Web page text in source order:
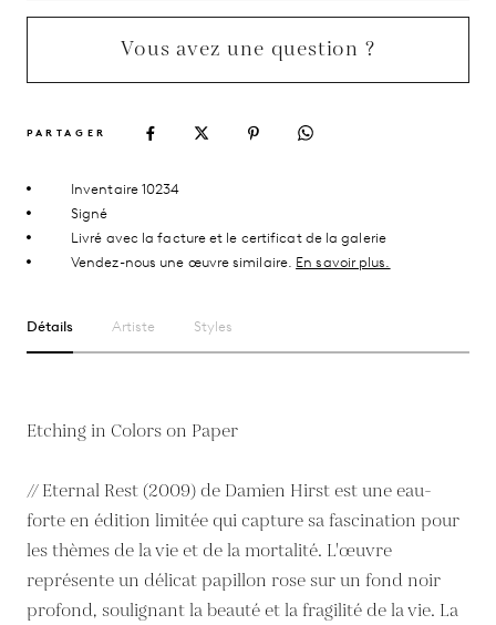
Vous avez une question ?
PARTAGER
Inventaire 10234
Signé
Livré avec la facture et le certificat de la galerie
Vendez-nous une œuvre similaire. En savoir plus.
Détails Artiste Styles
Etching in Colors on Paper
// Eternal Rest (2009) de Damien Hirst est une eau-
forte en édition limitée qui capture sa fascination pour
les thèmes de la vie et de la mortalité. L'œuvre
représente un délicat papillon rose sur un fond noir
profond, soulignant la beauté et la fragilité de la vie. La